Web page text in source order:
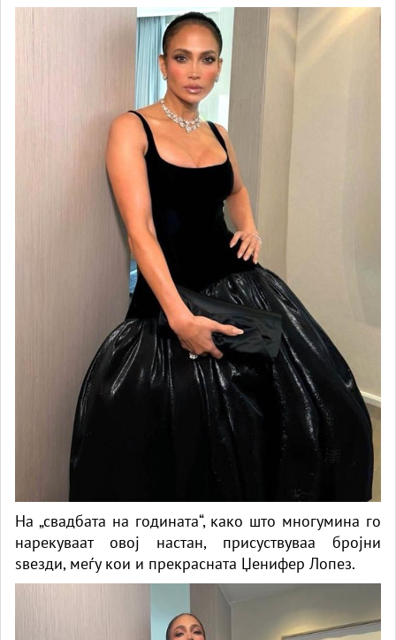
На „свадбата на годината“, како што многумина го
нарекуваат овој настан, присуствуваа бројни
ѕвезди, меѓу кои и прекрасната Џенифер Лопез.